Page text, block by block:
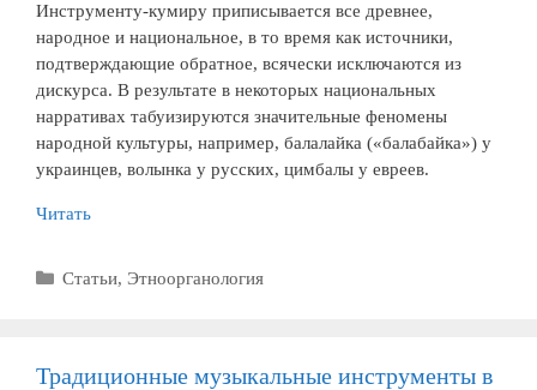
Инструменту-кумиру приписывается все древнее,
народное и национальное, в то время как источники,
подтверждающие обратное, всячески исключаются из
дискурса. В результате в некоторых национальных
нарративах табуизируются значительные феномены
народной культуры, например, балалайка («балабайка») у
украинцев, волынка у русских, цимбалы у евреев.
Читать
Рубрики
Статьи, Этноорганология
Традиционные музыкальные инструменты в